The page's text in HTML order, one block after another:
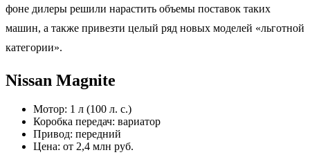
фоне дилеры решили нарастить объемы поставок таких
машин, а также привезти целый ряд новых моделей «льготной
категории».
Nissan Magnite
Мотор: 1 л (100 л. с.)
Коробка передач: вариатор
Привод: передний
Цена: от 2,4 млн руб.